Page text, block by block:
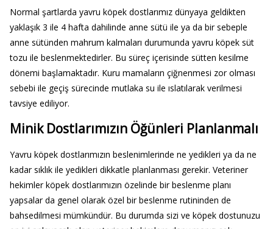
Normal şartlarda yavru köpek dostlarımız dünyaya geldikten
yaklaşık 3 ile 4 hafta dahilinde anne sütü ile ya da bir sebeple
anne sütünden mahrum kalmaları durumunda yavru köpek süt
tozu ile beslenmektedirler. Bu süreç içerisinde sütten kesilme
dönemi başlamaktadır. Kuru mamaların çiğnenmesi zor olması
sebebi ile geçiş sürecinde mutlaka su ile ıslatılarak verilmesi
tavsiye ediliyor.
Minik Dostlarımızın Öğünleri Planlanmalı
Yavru köpek dostlarımızın beslenimlerinde ne yedikleri ya da ne
kadar sıklık ile yedikleri dikkatle planlanması gerekir. Veteriner
hekimler köpek dostlarımızın özelinde bir beslenme planı
yapsalar da genel olarak özel bir beslenme rutininden de
bahsedilmesi mümkündür. Bu durumda sizi ve köpek dostunuzu